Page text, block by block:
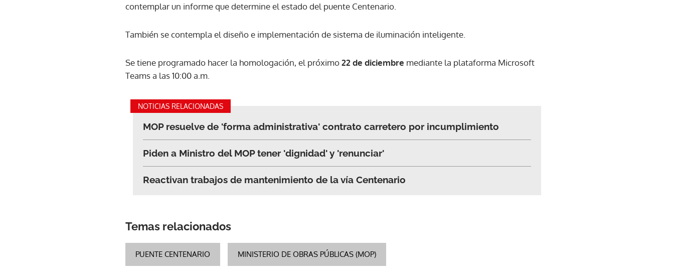
Gracias por suscribirte a nuestro boletín.
contemplar un informe que determine el estado del puente Centenario.
También se contempla el diseño e implementación de sistema de iluminación inteligente.
Se tiene programado hacer la homologación, el próximo22 de diciembre mediante la plataforma Microsoft
Teams a las 10:00 a.m.
NOTICIAS RELACIONADAS
MOP resuelve de 'forma administrativa' contrato carretero por incumplimiento
Piden a Ministro del MOP tener 'dignidad' y 'renunciar'
Reactivan trabajos de mantenimiento de la vía Centenario
Temas relacionados
PUENTE CENTENARIO MINISTERIO DE OBRAS PÚBLICAS (MOP)